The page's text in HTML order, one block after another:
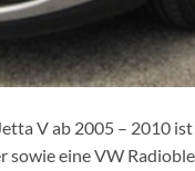
V ab 2005 – 2010
eine VW